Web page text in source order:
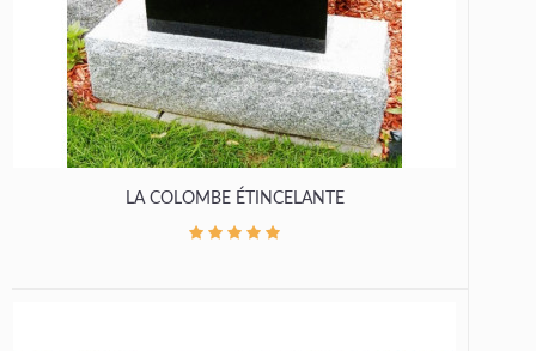
LA COLOMBE ÉTINCELANTE